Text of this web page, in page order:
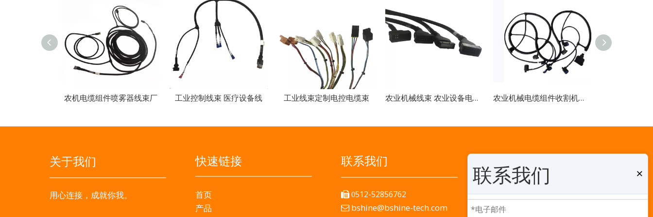
常熟市博显电子科技有限公司。
农机电缆组件喷雾器线束厂 工业控制线束 医疗设备线 工业线束定制电控电缆束 农业机械线束 农业设备电缆组件 农业机械电缆组件收割机线束制造商
关于我们
用心连接，成就你我。
快速链接
首页
产品
联系我们
 0512-52856762
 bshine@bshine-tech.com
联系我们 ×